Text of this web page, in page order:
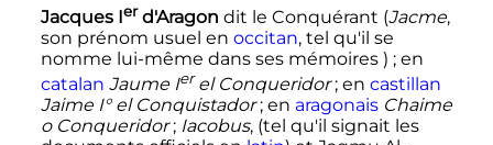
Jacques Ierd'Aragon dit le Conquérant (Jacme,
son prénom usuel en occitan, tel qu'il se
nomme lui-même dans ses mémoires ) ; en
catalan Jaume Ierel Conqueridor ; en castillan
Jaime I° el Conquistador ; en aragonais Chaime
o Conqueridor ; Iacobus, (tel qu'il signait les